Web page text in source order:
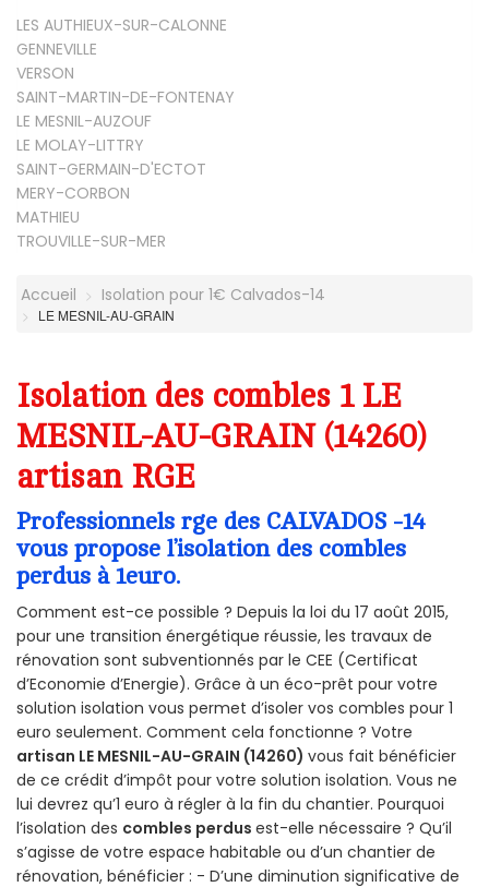
LES AUTHIEUX-SUR-CALONNE
GENNEVILLE
VERSON
SAINT-MARTIN-DE-FONTENAY
LE MESNIL-AUZOUF
LE MOLAY-LITTRY
SAINT-GERMAIN-D'ECTOT
MERY-CORBON
MATHIEU
TROUVILLE-SUR-MER
Accueil Isolation pour 1€ Calvados-14
LE MESNIL-AU-GRAIN
Isolation des combles 1 LE
MESNIL-AU-GRAIN (14260)
artisan RGE
Professionnels rge des CALVADOS -14
vous propose l’isolation des combles
perdus à 1euro.
Comment est-ce possible ? Depuis la loi du 17 août 2015,
pour une transition énergétique réussie, les travaux de
rénovation sont subventionnés par le CEE (Certificat
d’Economie d’Energie). Grâce à un éco-prêt pour votre
solution isolation vous permet d’isoler vos combles pour 1
euro seulement. Comment cela fonctionne ? Votre
artisan LE MESNIL-AU-GRAIN (14260) vous fait bénéficier
de ce crédit d’impôt pour votre solution isolation. Vous ne
lui devrez qu’1 euro à régler à la fin du chantier. Pourquoi
l’isolation des combles perdus est-elle nécessaire ? Qu’il
s’agisse de votre espace habitable ou d’un chantier de
rénovation, bénéficier : - D’une diminution significative de